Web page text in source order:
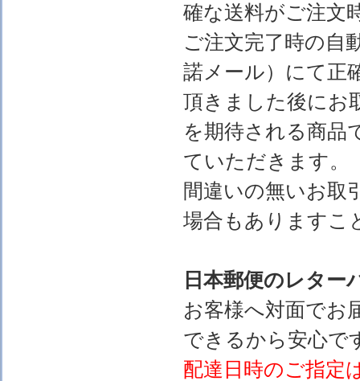
確な送料がご注文
ご注文完了時の自
諾メール）にて正
頂きました後にお
を期待される商品
ていただきます。
間違いの無いお取
場合もありますこ
日本郵便のレター
お客様へ対面でお
できるから安心で
配達日時のご指定